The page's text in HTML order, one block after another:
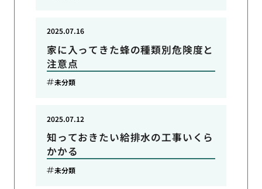
家に入ってきた蜂の種類別危険度と
注意点
2025.07.16
未分類
知っておきたい給排水の工事いくら
かかる
2025.07.12
未分類